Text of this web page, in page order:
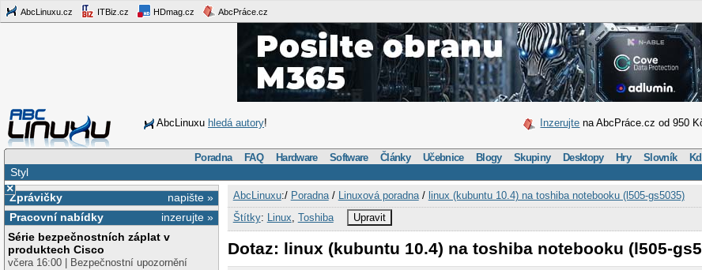
AbcLinuxu.cz ITBiz.cz HDmag.cz AbcPráce.cz
AbcLinuxu hledá autory! Inzerujte na AbcPráce.cz od 950
Poradna FAQ Hardware Software Články Učebnice Blogy Skupiny Desktopy Hry Slovník
Styl
×
napište »
Zprávičky
inzerujte »
Pracovní nabídky
Série bezpečnostních záplat v
produktech Cisco
včera 16:00 | Bezpečnostní upozornění
AbcLinuxu:/ Poradna/ Linuxová poradna/ linux (kubuntu 10.4) na toshiba notebooku (l505-gs5035)
Štítky: Linux Toshiba Upravit
Dotaz: linux (kubuntu 10.4) na toshiba notebooku (l505-